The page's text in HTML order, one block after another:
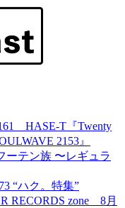
HASE-T『Twenty
2153』
ーテン族 〜レギュラ
“ハク。特集”
RECORDS zone 8月